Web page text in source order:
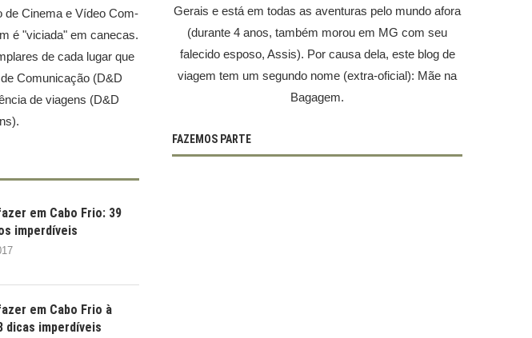
de Cinema e Vídeo Com-
é "viciada" em canecas.
de cada lugar que
Comunicação (D&D
de viagens (D&D
em Cabo Frio: 39
imperdíveis
em Cabo Frio à
dicas imperdíveis
Gerais e está em todas as aventuras pelo mundo afora
(durante 4 anos, também morou em MG com seu
falecido esposo, Assis). Por causa dela, este blog de
viagem tem um segundo nome (extra-oficial): Mãe na
Bagagem.
FAZEMOS PARTE